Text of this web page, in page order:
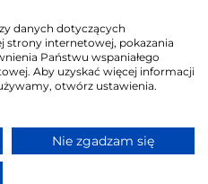
Polityka prywatności
danych dotyczących
strony internetowej, pokazania
Państwu wspaniałego
Aby uzyskać więcej informacji
otwórz ustawienia.
Nie zgadzam się